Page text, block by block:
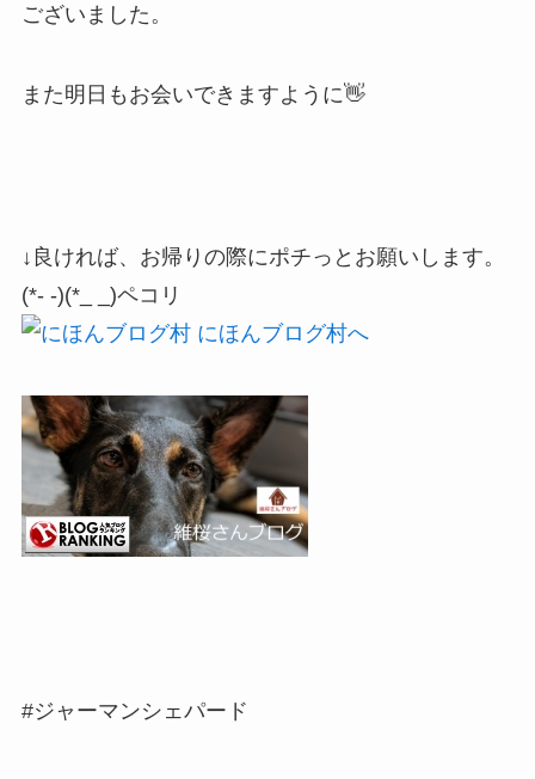
ございました。
また明日もお会いできますように👋
↓良ければ、お帰りの際にポチっとお願いします。
(*- -)(*_ _)ペコリ
#ジャーマンシェパード